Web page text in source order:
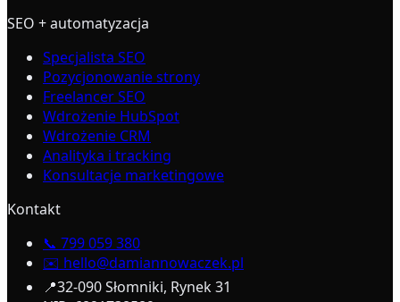
SEO + automatyzacja
Specjalista SEO
Pozycjonowanie strony
Freelancer SEO
Wdrożenie HubSpot
Wdrożenie CRM
Analityka i tracking
Konsultacje marketingowe
Kontakt
📞 799 059 380
✉️ hello@damiannowaczek.pl
📍32-090 Słomniki, Rynek 31